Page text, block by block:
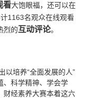
看大饱眼福，还可以在
1163名观众在线观看
烈的互动评论。
以培养“全面发展的人”
、科学精神、学会学
财经素养大赛本着这六